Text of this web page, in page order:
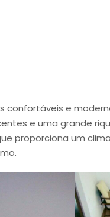
confortáveis e
e uma grande
proporciona um